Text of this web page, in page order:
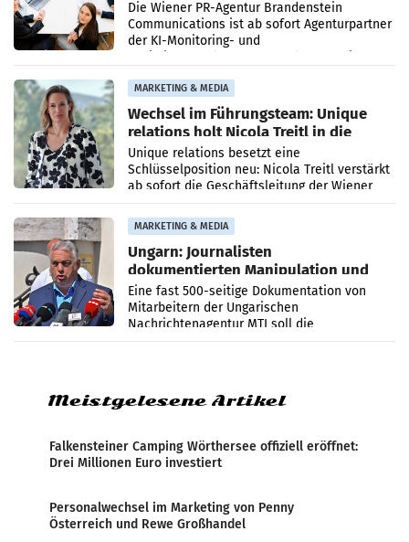
Die Wiener PR-Agentur Brandenstein
Communications ist ab sofort Agenturpartner
der KI-Monitoring- und
MARKETING & MEDIA
Wechsel im Führungsteam: Unique
relations holt Nicola Treitl in die
Geschäftsleitung
Unique relations besetzt eine
Schlüsselposition neu: Nicola Treitl verstärkt
ab sofort die Geschäftsleitung der Wiener
PR-Agentur an der Seite von Josef Kalina und
Anna Kalina-Mahr.
MARKETING & MEDIA
Ungarn: Journalisten
dokumentierten Manipulation und
Zensur
Eine fast 500-seitige Dokumentation von
Mitarbeitern der Ungarischen
Nachrichtenagentur MTI soll die
systematische Nachrichten-Manipulation und
Meistgelesene Artikel
Falkensteiner Camping Wörthersee offiziell eröffnet:
Drei Millionen Euro investiert
Personalwechsel im Marketing von Penny
Österreich und Rewe Großhandel